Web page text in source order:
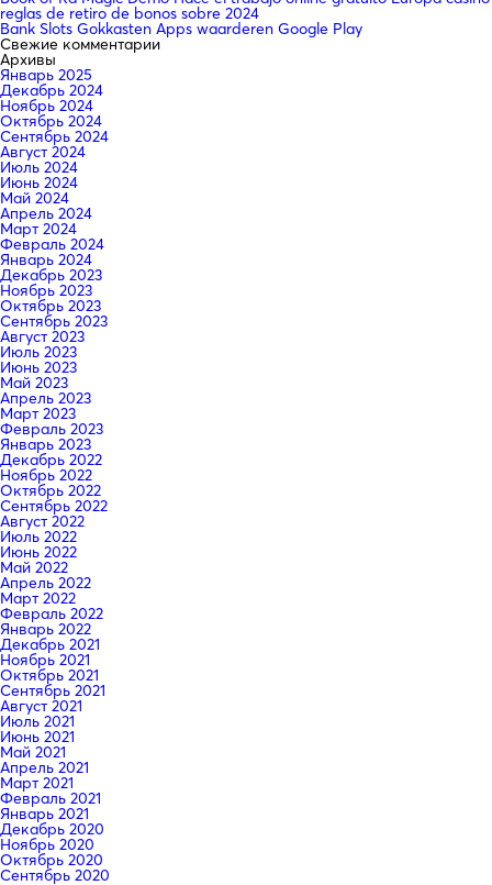
reglas de retiro de bonos sobre 2024
Bank Slots Gokkasten Apps waarderen Google Play
Свежие комментарии
Архивы
Январь 2025
Декабрь 2024
Ноябрь 2024
Октябрь 2024
Сентябрь 2024
Август 2024
Июль 2024
Июнь 2024
Май 2024
Апрель 2024
Март 2024
Февраль 2024
Январь 2024
Декабрь 2023
Ноябрь 2023
Октябрь 2023
Сентябрь 2023
Август 2023
Июль 2023
Июнь 2023
Май 2023
Апрель 2023
Март 2023
Февраль 2023
Январь 2023
Декабрь 2022
Ноябрь 2022
Октябрь 2022
Сентябрь 2022
Август 2022
Июль 2022
Июнь 2022
Май 2022
Апрель 2022
Март 2022
Февраль 2022
Январь 2022
Декабрь 2021
Ноябрь 2021
Октябрь 2021
Сентябрь 2021
Август 2021
Июль 2021
Июнь 2021
Май 2021
Апрель 2021
Март 2021
Февраль 2021
Январь 2021
Декабрь 2020
Ноябрь 2020
Октябрь 2020
Сентябрь 2020